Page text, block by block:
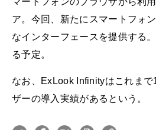
ア。今回、新たにスマートフォ
なインターフェースを提供する
る予定。
なお、ExLook Infinityはこれま
ザーの導入実績があるという。